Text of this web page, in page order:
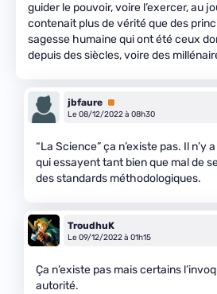
guider le pouvoir, voire l’exercer, au
contenait plus de vérité que des
sagesse humaine qui ont été ceux
depuis des siècles, voire des
jbfaure Premium
Le 08/12/2022 à 08h30
“La Science” ça n’existe pas. Il n’y
qui essayent tant bien que mal de
des standards méthodologiques.
TroudhuK
Le 09/12/2022 à 01h15
Ça n’existe pas mais certains
autorité.